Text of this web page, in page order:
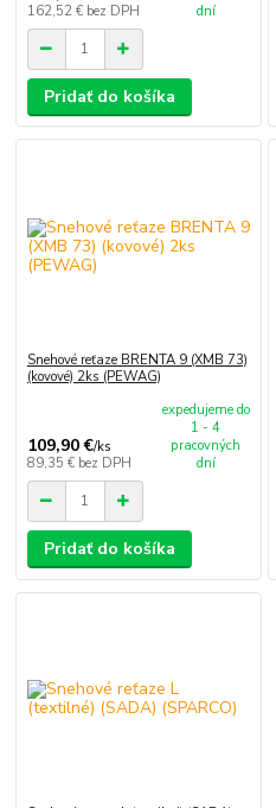
162,52 € bez DPH
dní
Pridať do košíka
Snehové reťaze BRENTA 9 (XMB 73)
(kovové) 2ks (PEWAG)
109,90 €/ks
89,35 € bez DPH
expedujeme do
1 - 4
pracovných
dní
Pridať do košíka